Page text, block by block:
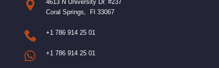
4613 N University Dr. #237
Coral Springs, Fl 33067
+1 786 914 25 01
+1 786 914 25 01